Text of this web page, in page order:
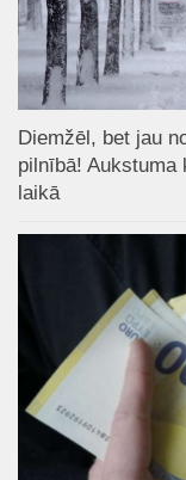
Diemžēl, bet jau
pilnībā! Aukstuma
laikā